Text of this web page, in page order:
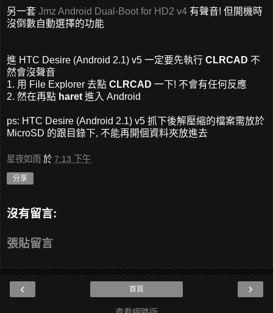
另一套 Jmz Android Dual-Boot for HD2 v4 有聲音! 但開機時
沒倒數自動選擇的功能
進 HTC Desire (Android 2.1) v5 一定要先執行 CLRCAD 不
然會沒聲音
1. 用 File Explorer 去點 CLRCAD 一下! 不會有任何反應
2. 然在再點 haret 進入 Android
ps: HTC Desire (Android 2.1) v5 抓下後解壓縮的檔案需放於
MicroSD 的跟目錄下, 不能再開個資料夾放進去
星夜如雨 於 7:13 下午
分享
沒有留言:
張貼留言
‹ ›
首頁